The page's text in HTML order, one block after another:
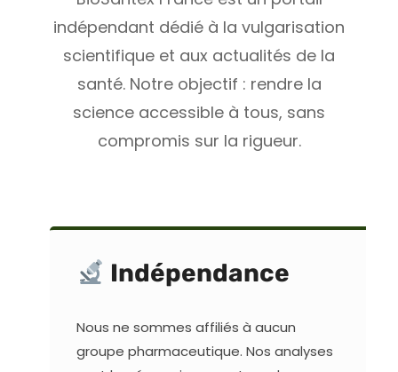
indépendant dédié à la vulgarisation
scientifique et aux actualités de la
santé. Notre objectif : rendre la
science accessible à tous, sans
compromis sur la rigueur.
Indépendance
Nous ne sommes affiliés à aucun
groupe pharmaceutique. Nos analyses